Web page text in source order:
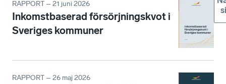
RAPPORT – 21 juni 2026
Inkomstbaserad försörjningskvot i
Sveriges kommuner
RAPPORT – 26 maj 2026